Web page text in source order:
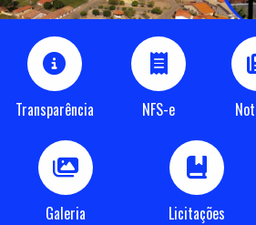
Transparência NFS-e
Galeria Licitações